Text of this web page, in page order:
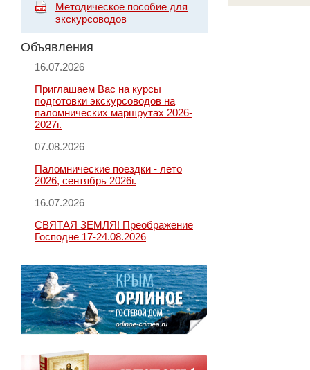
Методическое пособие для
экскурсоводов
Объявления
16.07.2026
Приглашаем Вас на курсы
подготовки экскурсоводов на
паломнических маршрутах 2026-
2027г.
07.08.2026
Паломнические поездки - лето
2026, сентябрь 2026г.
16.07.2026
СВЯТАЯ ЗЕМЛЯ! Преображение
Господне 17-24.08.2026